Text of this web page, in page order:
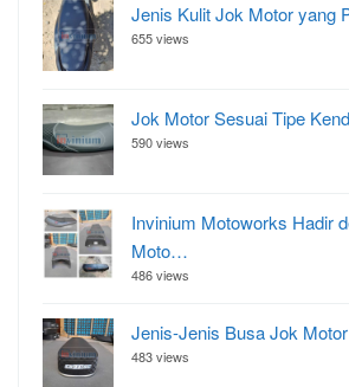
Jenis Kulit Jok Motor yang
655 views
Jok Motor Sesuai Tipe
590 views
Invinium Motoworks Hadir
Moto…
486 views
Jenis-Jenis Busa Jok
483 views